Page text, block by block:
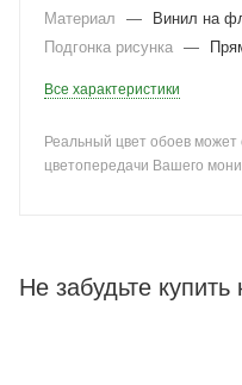
Материал
—
Винил на
Подгонка рисунка —
Все характеристики
Реальный цвет обоев может
цветопередачи Вашего
Не забудьте купить